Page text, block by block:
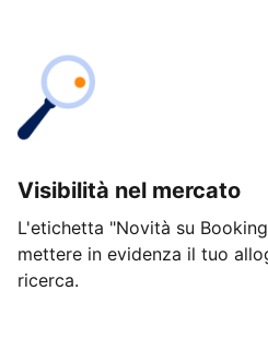
Visibilità nel mercato
L'etichetta "Novità su
mettere in evidenza il tuo
ricerca.